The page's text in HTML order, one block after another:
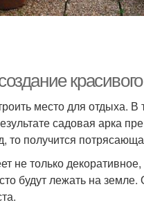
место для отдыха.
садовая арка
то получится
не только
будут лежать на